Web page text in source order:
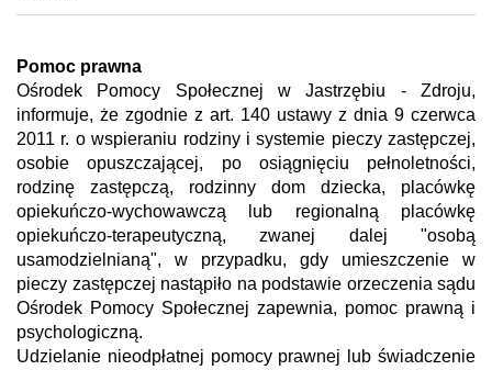
Pomoc prawna
Ośrodek Pomocy Społecznej w Jastrzębiu - Zdroju,
informuje, że zgodnie z art. 140 ustawy z dnia 9 czerwca
2011 r. o wspieraniu rodziny i systemie pieczy zastępczej,
osobie opuszczającej, po osiągnięciu pełnoletności,
rodzinę zastępczą, rodzinny dom dziecka, placówkę
opiekuńczo-wychowawczą lub regionalną placówkę
opiekuńczo-terapeutyczną, zwanej dalej "osobą
usamodzielnianą", w przypadku, gdy umieszczenie w
pieczy zastępczej nastąpiło na podstawie orzeczenia sądu
Ośrodek Pomocy Społecznej zapewnia, pomoc prawną i
psychologiczną.
Udzielanie nieodpłatnej pomocy prawnej lub świadczenie